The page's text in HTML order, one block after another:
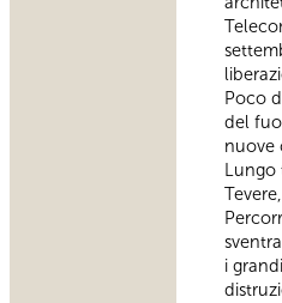
Poco
del
nuove
Lungo
i